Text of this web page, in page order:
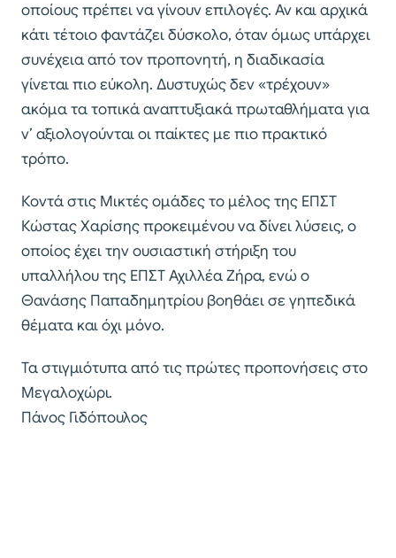
οποίους πρέπει να γίνουν επιλογές. Αν και αρχικά
κάτι τέτοιο φαντάζει δύσκολο, όταν όμως υπάρχει
συνέχεια από τον προπονητή, η διαδικασία
γίνεται πιο εύκολη. Δυστυχώς δεν «τρέχουν»
ακόμα τα τοπικά αναπτυξιακά πρωταθλήματα για
ν’ αξιολογούνται οι παίκτες με πιο πρακτικό
τρόπο.
Κοντά στις Μικτές ομάδες το μέλος της ΕΠΣΤ
Κώστας Χαρίσης προκειμένου να δίνει λύσεις, ο
οποίος έχει την ουσιαστική στήριξη του
υπαλλήλου της ΕΠΣΤ Αχιλλέα Ζήρα, ενώ ο
Θανάσης Παπαδημητρίου βοηθάει σε γηπεδικά
θέματα και όχι μόνο.
Τα στιγμιότυπα από τις πρώτες προπονήσεις στο
Μεγαλοχώρι.
Πάνος Γιδόπουλος